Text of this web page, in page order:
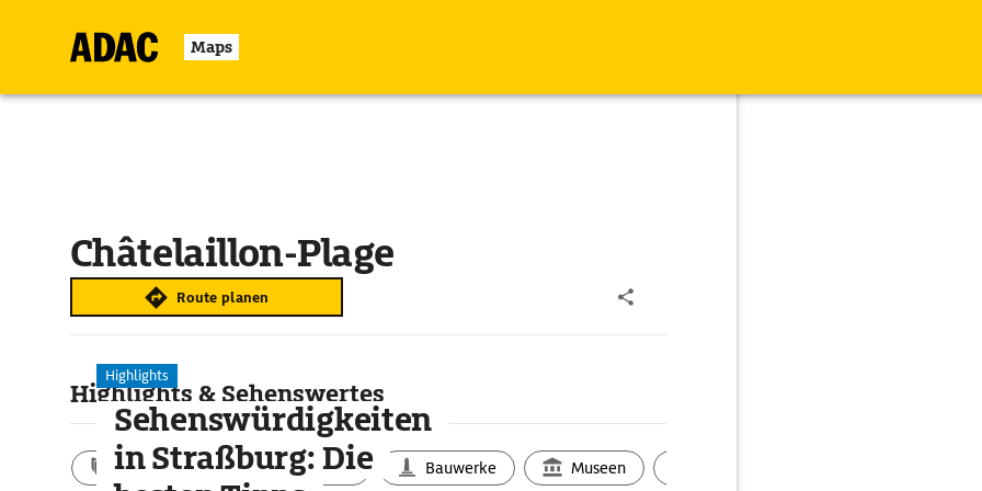
Maps
Châtelaillon-Plage
Route planen
Highlights & Sehenswertes
Aktivitäten Landschaft Bauwerke Museen
Highlights
Sehenswürdigkeiten
in Straßburg: Die